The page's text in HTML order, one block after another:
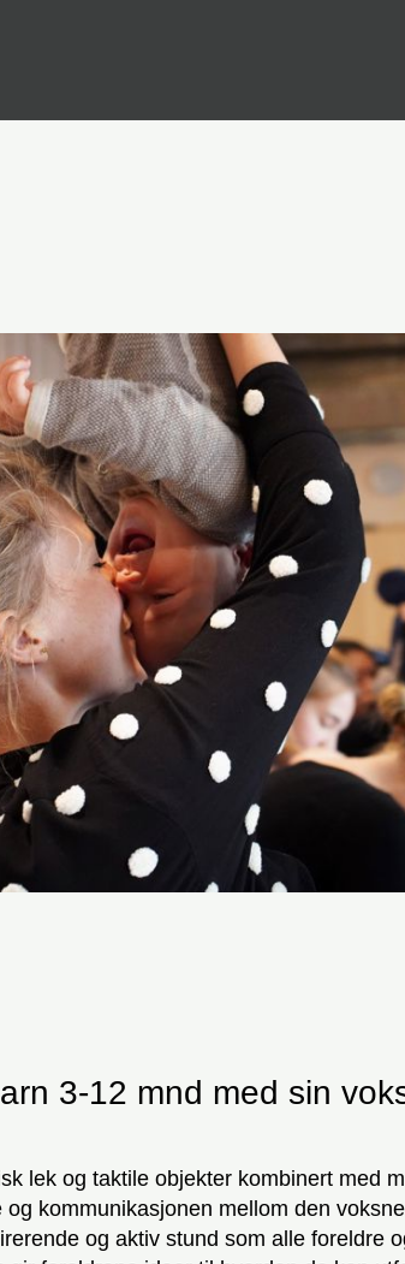
3-12 mnd med sin
lek og taktile objekter kombinert med
kommunikasjonen mellom den
og aktiv stund som alle foreldre